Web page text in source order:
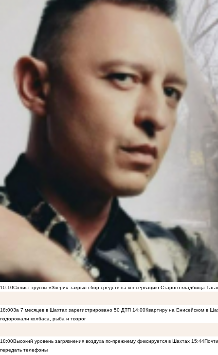
10:10Солист группы «Звери» закрыл сбор средств на консервацию Старого кладбища
18:00За 7 месяцев в Шахтах зарегистрировано 50 ДТП 14:00Квартиру на Енисейском в
подорожали колбаса, рыба и творог
18:00Высокий уровень загрязнения воздуха по-прежнему фиксируется в Шахтах 15:44
передать телефоны